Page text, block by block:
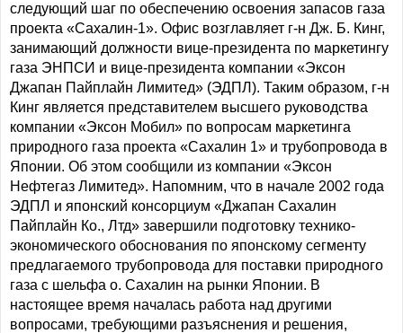
следующий шаг по обеспечению освоения запасов газа
проекта «Сахалин-1». Офис возглавляет г-н Дж. Б. Кинг,
занимающий должности вице-президента по маркетингу
газа ЭНПСИ и вице-президента компании «Эксон
Джапан Пайплайн Лимитед» (ЭДПЛ). Таким образом, г-н
Кинг является представителем высшего руководства
компании «Эксон Мобил» по вопросам маркетинга
природного газа проекта «Сахалин 1» и трубопровода в
Японии. Об этом сообщили из компании «Эксон
Нефтегаз Лимитед». Напомним, что в начале 2002 года
ЭДПЛ и японский консорциум «Джапан Сахалин
Пайплайн Ко., Лтд» завершили подготовку технико-
экономического обоснования по японскому сегменту
предлагаемого трубопровода для поставки природного
газа с шельфа о. Сахалин на рынки Японии. В
настоящее время началась работа над другими
вопросами, требующими разъяснения и решения,